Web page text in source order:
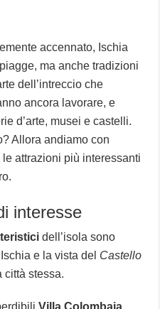
accennato, Ischia
ma anche tradizioni
dell’intreccio che
ancora lavorare, e
d’arte, musei e castelli.
Allora andiamo con
attrazioni più interessanti
interesse
dell’isola sono
e la vista del Castello
città stessa.
Villa Colombaia,